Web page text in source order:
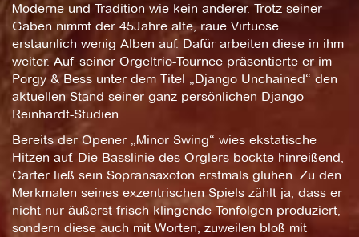
Moderne und Tradition wie kein anderer. Trotz seiner
Gaben nimmt der 45Jahre alte, raue Virtuose
erstaunlich wenig Alben auf. Dafür arbeiten diese in ihm
weiter. Auf seiner Orgeltrio-Tournee präsentierte er im
Porgy & Bess unter dem Titel „Django Unchained“ den
aktuellen Stand seiner ganz persönlichen Django-
Reinhardt-Studien.
Bereits der Opener „Minor Swing“ wies ekstatische
Hitzen auf. Die Basslinie des Orglers bockte hinreißend,
Carter ließ sein Sopransaxofon erstmals glühen. Zu den
Merkmalen seines exzentrischen Spiels zählt ja, dass er
nicht nur äußerst frisch klingende Tonfolgen produziert,
sondern diese auch mit Worten, zuweilen bloß mit